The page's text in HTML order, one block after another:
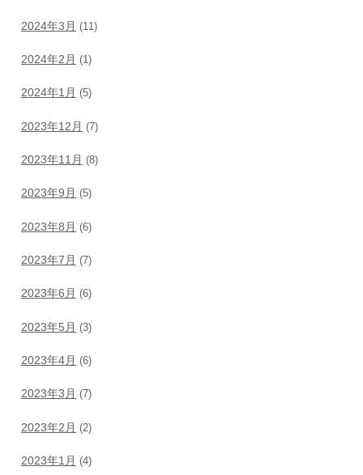
2024年3月 (11)
2024年2月 (1)
2024年1月 (5)
2023年12月 (7)
2023年11月 (8)
2023年9月 (5)
2023年8月 (6)
2023年7月 (7)
2023年6月 (6)
2023年5月 (3)
2023年4月 (6)
2023年3月 (7)
2023年2月 (2)
2023年1月 (4)